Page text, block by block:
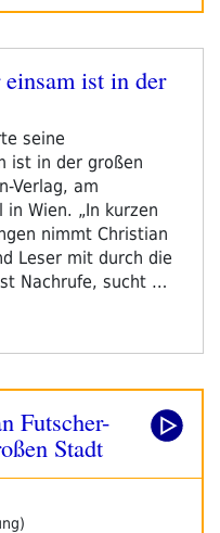
ist in der
seine
ist in der großen
Verlag, am
Wien. „In kurzen
nimmt Christian
Leser mit durch die
Nachrufe, sucht …
Futscher-
Stadt